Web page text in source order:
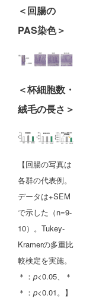
＜回腸の
PAS染色＞
＜杯細胞数・
絨毛の長さ＞
【回腸の写真は
各群の代表例。
データは+SEM
で示した（n=9-
10）。Tukey-
Kramerの多重比
較検定を実施。
＊： p<0.05、＊
＊： p<0.01。】